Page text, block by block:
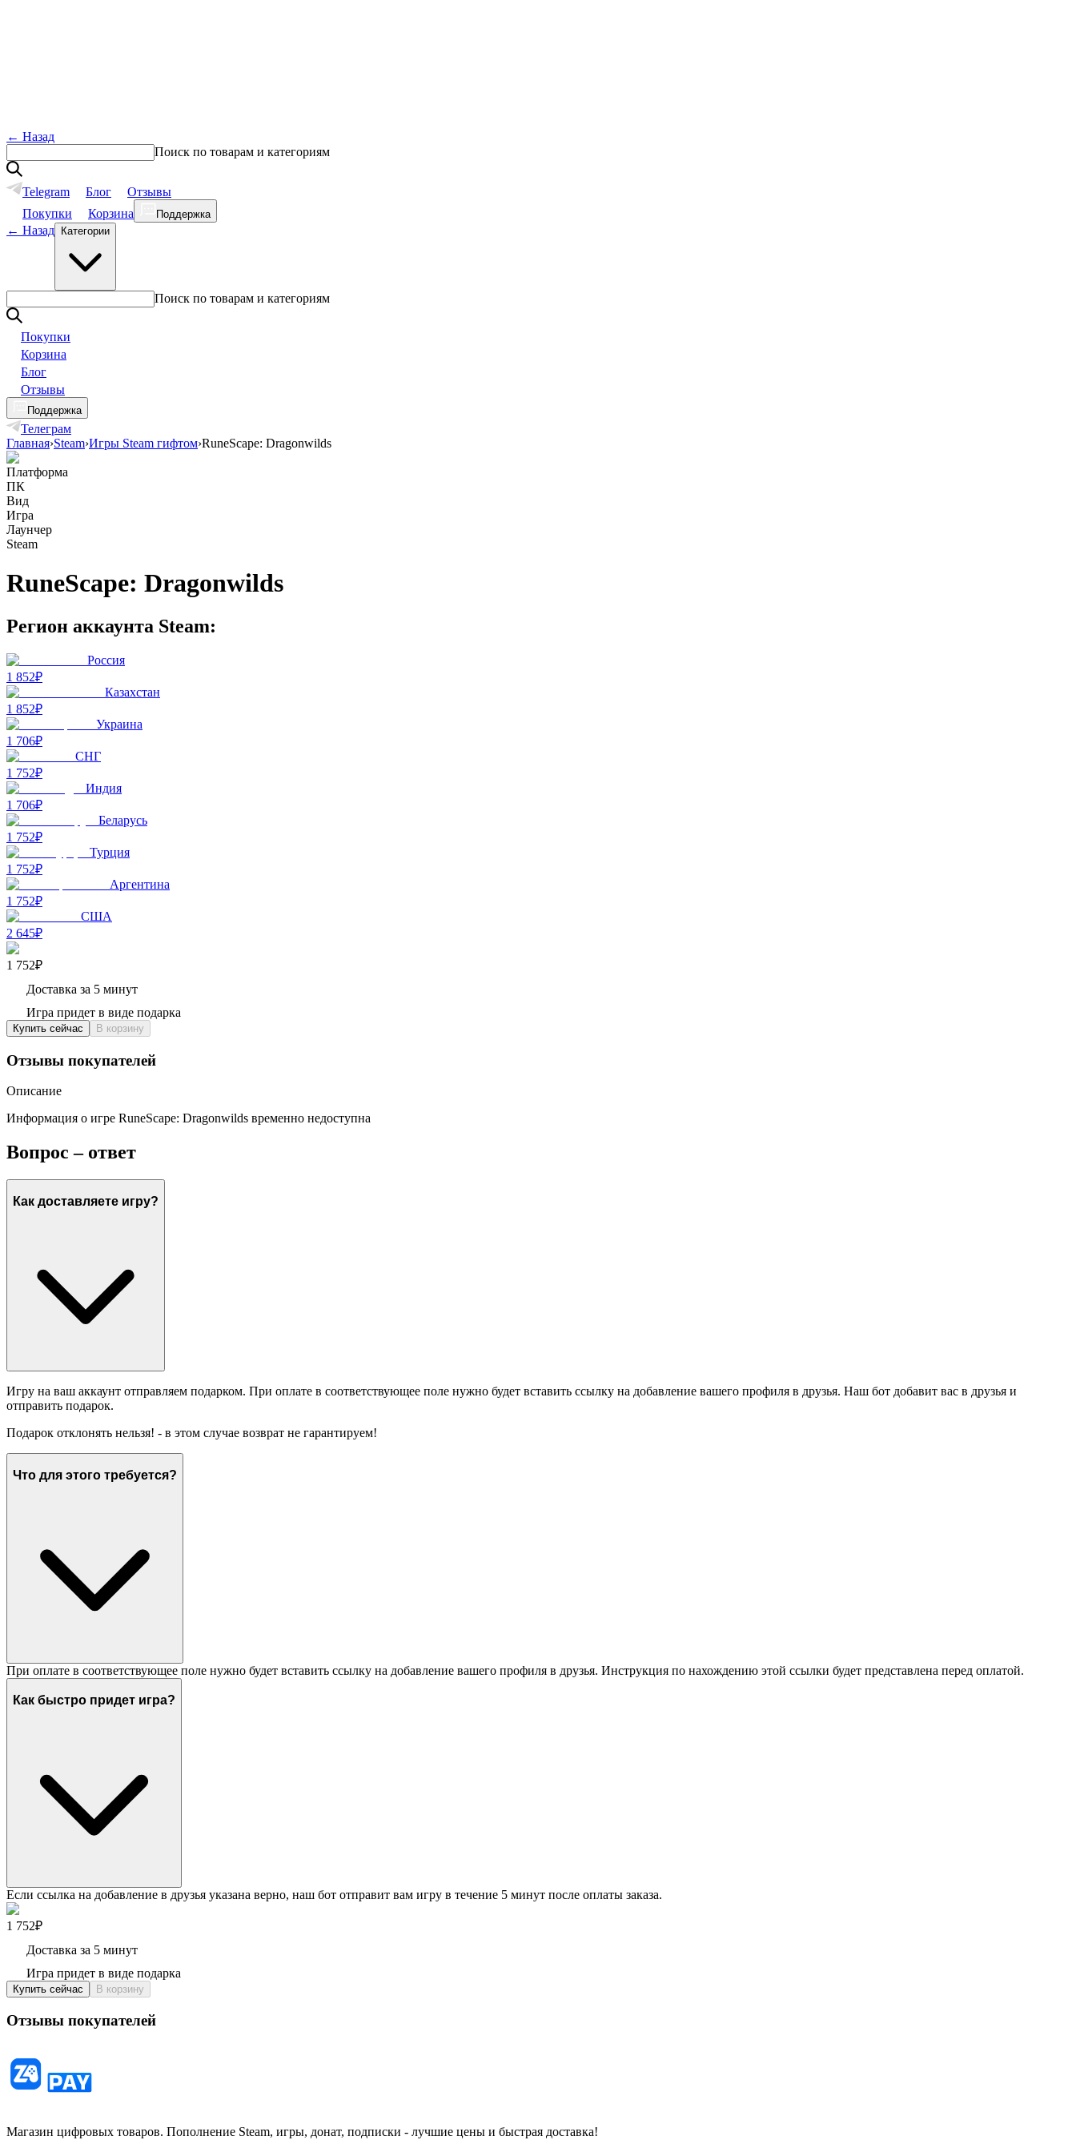
← Назад
Поиск по товарам и категориям
Telegram Блог
Отзывы
Покупки
Корзина Поддержка
← Назад Категории
Поиск по товарам и категориям
Покупки
Корзина
Блог
Отзывы
Поддержка
Телеграм
Главная›Steam›Игры Steam гифтом›RuneScape: Dragonwilds
Платформа
ПК
Вид
Игра
Лаунчер
Steam
RuneScape: Dragonwilds
Регион аккаунта Steam:
Россия
1 852₽
Казахстан
1 852₽
Украина
1 706₽
СНГ
1 752₽
Индия
1 706₽
Беларусь
1 752₽
Турция
1 752₽
Аргентина
1 752₽
США
2 645₽
1 752₽
Доставка за 5 минут
Игра придет в виде подарка
Купить сейчас В корзину
Отзывы покупателей
Описание
Информация о игре RuneScape: Dragonwilds временно недоступна
Вопрос – ответ
Как доставляете игру?
Игру на ваш аккаунт отправляем подарком. При оплате в соответствующее поле нужно будет вставить ссылку на добавление вашего профиля в друзья. Наш бот добавит вас в друзья и
отправить подарок.
Подарок отклонять нельзя! - в этом случае возврат не гарантируем!
Что для этого требуется?
При оплате в соответствующее поле нужно будет вставить ссылку на добавление вашего профиля в друзья. Инструкция по нахождению этой ссылки будет представлена перед оплатой.
Как быстро придет игра?
Если ссылка на добавление в друзья указана верно, наш бот отправит вам игру в течение 5 минут после оплаты заказа.
1 752₽
Доставка за 5 минут
Игра придет в виде подарка
Купить сейчас В корзину
Отзывы покупателей
Магазин цифровых товаров. Пополнение Steam, игры, донат, подписки - лучшие цены и быстрая доставка!